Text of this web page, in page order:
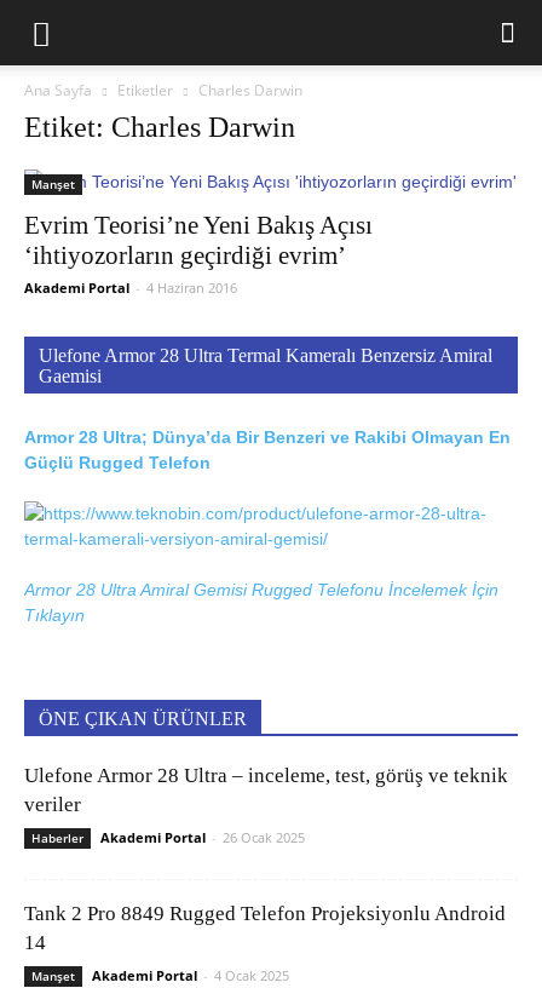
Ana Sayfa Etiketler Charles Darwin
Etiket: Charles Darwin
Manşet
Evrim Teorisi’ne Yeni Bakış Açısı
‘ihtiyozorların geçirdiği evrim’
Akademi Portal - 4 Haziran 2016
Ulefone Armor 28 Ultra Termal Kameralı Benzersiz Amiral
Gaemisi
Armor 28 Ultra; Dünya’da Bir Benzeri ve Rakibi Olmayan En
Güçlü Rugged Telefon
Armor 28 Ultra Amiral Gemisi Rugged Telefonu İncelemek İçin
Tıklayın
ÖNE ÇIKAN ÜRÜNLER
Ulefone Armor 28 Ultra – inceleme, test, görüş ve teknik
veriler
Haberler Akademi Portal - 26 Ocak 2025
Tank 2 Pro 8849 Rugged Telefon Projeksiyonlu Android
14
Manşet Akademi Portal - 4 Ocak 2025